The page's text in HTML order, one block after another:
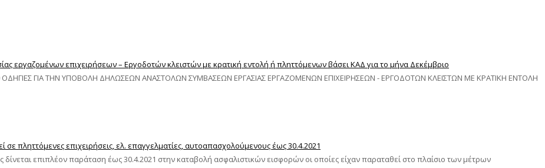
εργαζομένων επιχειρήσεων – Εργοδοτών κλειστών με κρατική εντολή ή πληττόμενων βάσει ΚΑΔ για το μήνα Δεκέμβριο
ΟΔΗΓΙΕΣ ΓΙΑ ΤΗΝ ΥΠΟΒΟΛΗ ΔΗΛΩΣΕΩΝ ΑΝΑΣΤΟΛΩΝ ΣΥΜΒΑΣΕΩΝ ΕΡΓΑΣΙΑΣ ΕΡΓΑΖΟΜΕΝΩΝ ΕΠΙΧΕΙΡΗΣΕΩΝ - ΕΡΓΟΔΟΤΩΝ ΚΛΕΙΣΤΩΝ ΜΕ ΚΡΑΤΙΚΗ ΕΝΤΟΛΗ
πληττόμενες επιχειρήσεις, ελ. επαγγελματίες, αυτοαπασχολούμενους έως 30.4.2021
επιπλέον παράταση έως 30.4.2021 στην καταβολή ασφαλιστικών εισφορών οι οποίες είχαν παραταθεί στο πλαίσιο των μέτρων